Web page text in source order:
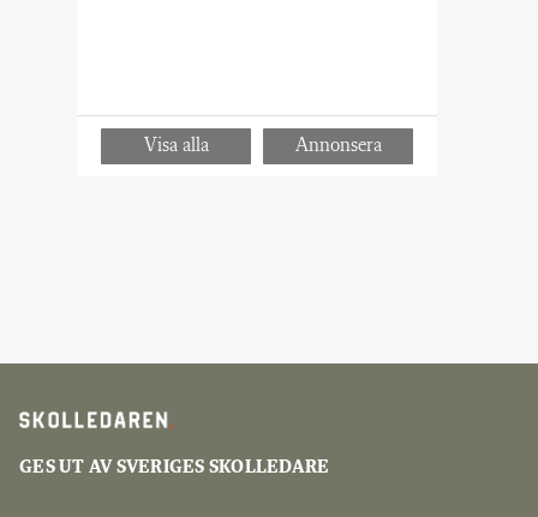
GES UT AV SVERIGES SKOLLEDARE